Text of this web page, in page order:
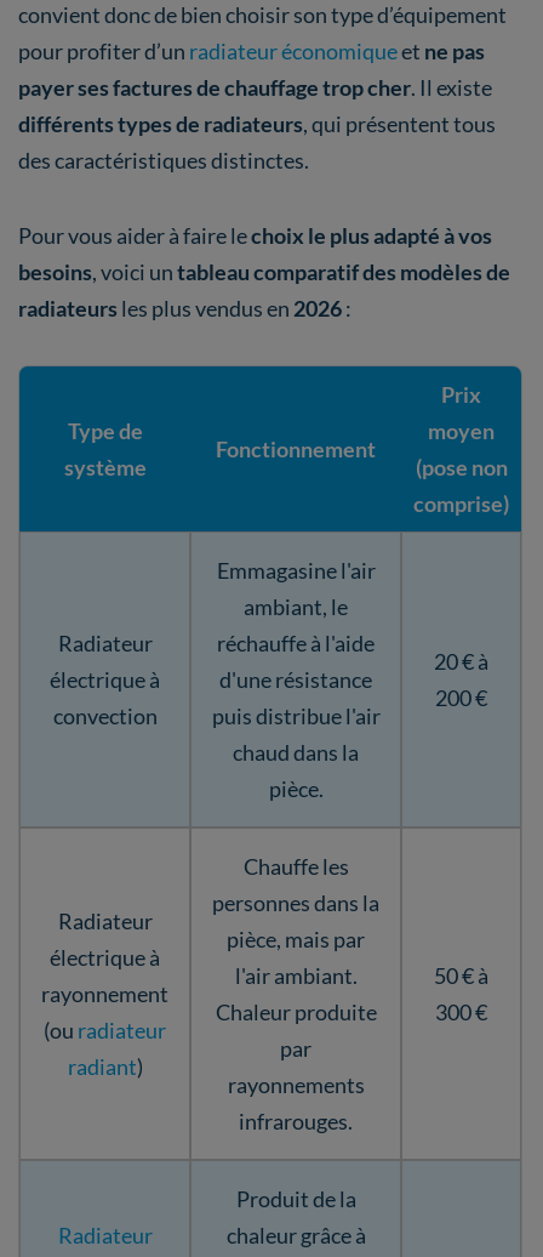
convient donc de bien choisir son type d’équipement
pour profiter d’un radiateur économiqueet ne pas
payer ses factures de chauffage trop cher. Il existe
différents types de radiateurs, qui présentent tous
des caractéristiques distinctes.
Pour vous aider à faire lechoix le plus adapté à vos
besoins, voici untableau comparatif des modèles de
radiateurs les plus vendus en 2026:
Type de
système
Fonctionnement
Prix
moyen
(pose non
comprise)
Radiateur
électrique à
convection
Emmagasine l'air
ambiant, le
réchauffe à l'aide
d'une résistance
puis distribue l'air
chaud dans la
pièce.
20 € à
200 €
Radiateur
électrique à
rayonnement
(ou radiateur
radiant)
Chauffe les
personnes dans la
pièce, mais par
l'air ambiant.
Chaleur produite
par
rayonnements
infrarouges.
50 € à
300 €
Radiateur
Produit de la
chaleur grâce à